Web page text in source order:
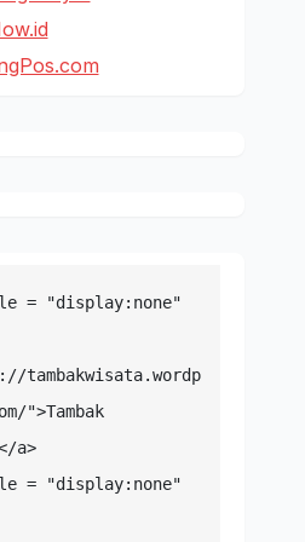
= "display:none"
tambakwisata.wordp
">Tambak
a>
= "display:none"